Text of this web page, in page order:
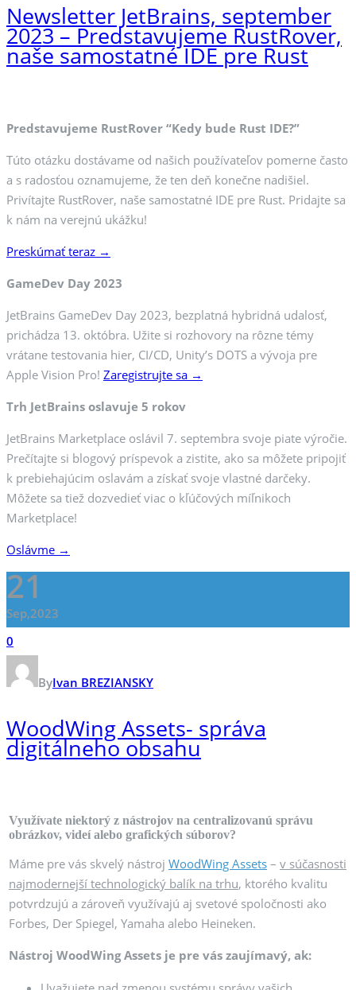
Newsletter JetBrains, september
2023 – Predstavujeme RustRover,
naše samostatné IDE pre Rust
Predstavujeme RustRover “Kedy bude Rust IDE?”
Túto otázku dostávame od našich používateľov pomerne často
a s radosťou oznamujeme, že ten deň konečne nadišiel.
Privítajte RustRover, naše samostatné IDE pre Rust. Pridajte sa
k nám na verejnú ukážku!
Preskúmať teraz →
GameDev Day 2023
JetBrains GameDev Day 2023, bezplatná hybridná udalosť,
prichádza 13. októbra. Užite si rozhovory na rôzne témy
vrátane testovania hier, CI/CD, Unity’s DOTS a vývoja pre
Apple Vision Pro! Zaregistrujte sa →
Trh JetBrains oslavuje 5 rokov
JetBrains Marketplace oslávil 7. septembra svoje piate výročie.
Prečítajte si blogový príspevok a zistite, ako sa môžete pripojiť
k prebiehajúcim oslavám a získať svoje vlastné darčeky.
Môžete sa tiež dozvedieť viac o kľúčových míľnikoch
Marketplace!
Oslávme →
21
Sep,2023
0
ByIvan BREZIANSKY
WoodWing Assets- správa
digitálneho obsahu
Využívate niektorý z nástrojov na centralizovanú správu
obrázkov, videí alebo grafických súborov?
Máme pre vás skvelý nástroj WoodWing Assets – v súčasnosti
najmodernejší technologický balík na trhu, ktorého kvalitu
potvrdzujú a zároveň využívajú aj svetové spoločnosti ako
Forbes, Der Spiegel, Yamaha alebo Heineken.
Nástroj WoodWing Assets je pre vás zaujímavý, ak: